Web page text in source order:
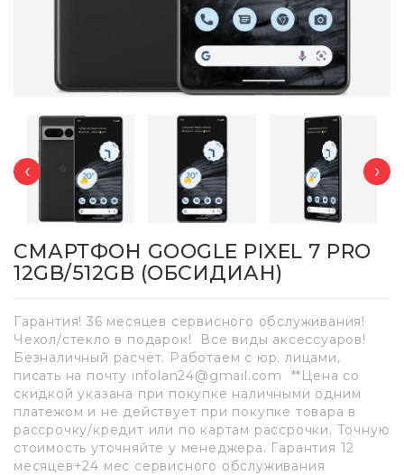
‹ ›
СМАРТФОН GOOGLE PIXEL 7 PRO
12GB/512GB (ОБСИДИАН)
Гарантия! 36 месяцев сервисного обслуживания!
Чехол/стекло в подарок! Все виды аксессуаров!
Безналичный расчёт. Работаем с юр. лицами,
писать на почту infolan24@gmail.com **Цена со
скидкой указана при покупке наличными одним
платежом и не действует при покупке товара в
рассрочку/кредит или по картам рассрочки. Точную
стоимость уточняйте у менеджера. Гарантия 12
месяцев+24 мес сервисного обслуживания